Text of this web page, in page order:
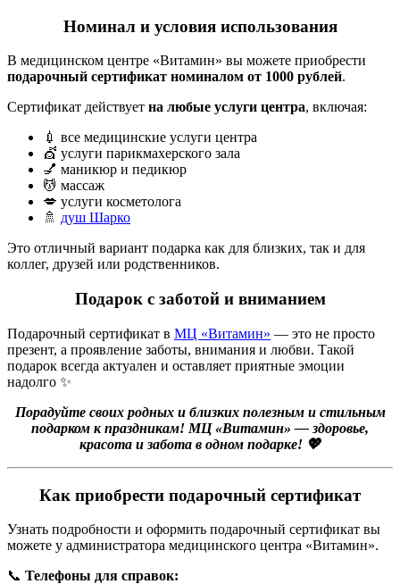
Номинал и условия использования
В медицинском центре «Витамин» вы можете приобрести
подарочный сертификат номиналом от 1000 рублей.
Сертификат действует на любые услуги центра, включая:
💉 все медицинские услуги центра
💇 услуги парикмахерского зала
💅 маникюр и педикюр
💆 массаж
💋 услуги косметолога
🚿 душ Шарко
Это отличный вариант подарка как для близких, так и для
коллег, друзей или родственников.
Подарок с заботой и вниманием
Подарочный сертификат в МЦ «Витамин» — это не просто
презент, а проявление заботы, внимания и любви. Такой
подарок всегда актуален и оставляет приятные эмоции
надолго ✨
Порадуйте своих родных и близких полезным и стильным
подарком к праздникам! МЦ «Витамин» — здоровье,
красота и забота в одном подарке! 💖
Как приобрести подарочный сертификат
Узнать подробности и оформить подарочный сертификат вы
можете у администратора медицинского центра «Витамин».
📞 Телефоны для справок: